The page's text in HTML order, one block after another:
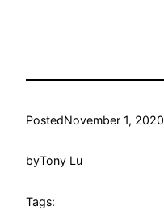
PostedNovember 1, 2020
byTony Lu
Tags: